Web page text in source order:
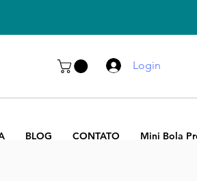
BLOG CONTATO Mini Bola
Login